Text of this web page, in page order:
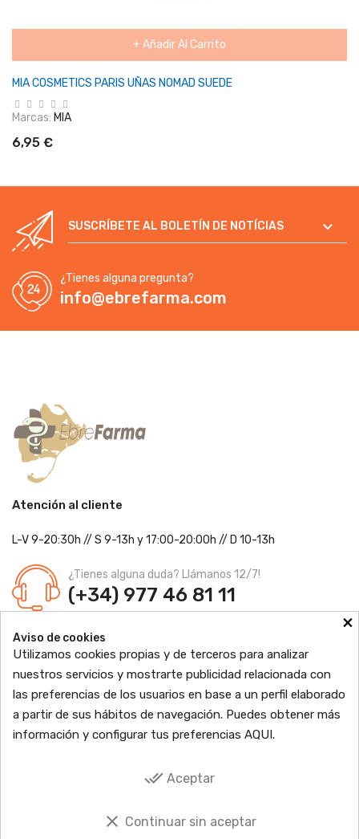
+ Añadir Al Carrito
MIA COSMETICS PARIS UÑAS NOMAD SUEDE
Marcas: MIA
6,95 €
SUSCRÍBETE AL BOLETÍN DE NOTÍCIAS 
¿Tienes alguna pregunta?
info@ebrefarma.com
Atención al cliente
L-V 9-20:30h // S 9-13h y 17:00-20:00h // D 10-13h
¿Tienes alguna duda? Llámanos 12/7!
(+34) 977 46 81 11
Farmacia Jordi Blanch
C/ Major, 1 - 43877
Ldo. Jordi Blanch Pastor
Nº de Colegiado: 870
Nº Autorización: F4300109
PRODUCTOS

INFORMACIÓN
×
Aviso de cookies
Utilizamos cookies propias y de terceros para analizar
nuestros servicios y mostrarte publicidad relacionada con
las preferencias de los usuarios en base a un perfil elaborado
a partir de sus hábitos de navegación. Puedes obtener más
información y configurar tus preferencias AQUI.
done_all Aceptar
clear Continuar sin aceptar